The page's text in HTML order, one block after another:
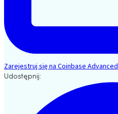
Zarejestruj się na Coinbase Advanced
Udostępnij: